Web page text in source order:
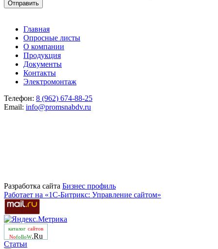
Главная
Опросные листы
О компании
Продукция
Документы
Контакты
Электромонтаж
Телефон: 8 (962) 674-88-25
Email: info@promsnabdv.ru
Разработка сайта Бизнеc профиль
Работает на «1С-Битрикс: Управление сайтом»
каталог сайтов
NofolloW.Ru
Статьи